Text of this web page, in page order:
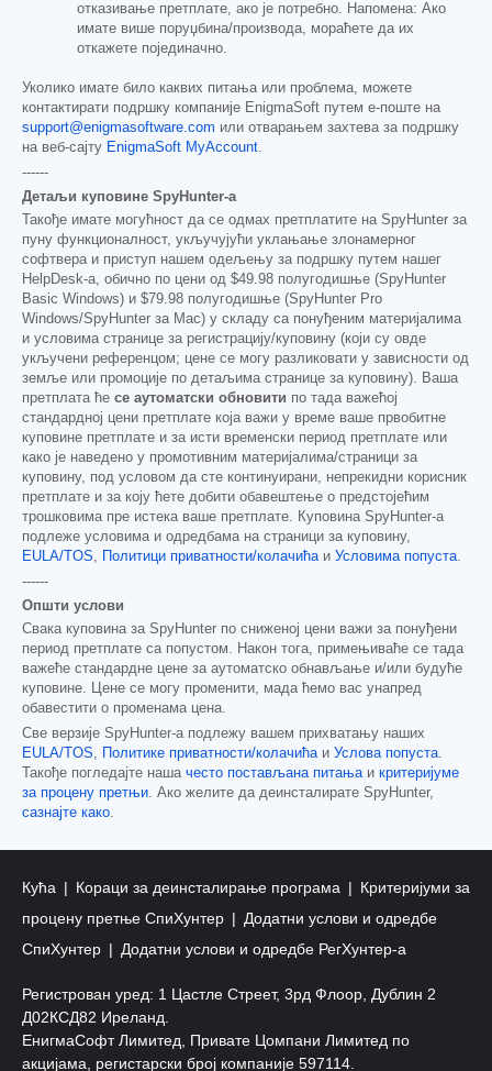
отказивање претплате, ако је потребно. Напомена: Ако
имате више поруџбина/производа, мораћете да их
откажете појединачно.
Уколико имате било каквих питања или проблема, можете
контактирати подршку компаније EnigmaSoft путем е-поште на
support@enigmasoftware.com или отварањем захтева за подршку
на веб-сајту EnigmaSoft MyAccount.
------
Детаљи куповине SpyHunter-а
Такође имате могућност да се одмах претплатите на SpyHunter за
пуну функционалност, укључујући уклањање злонамерног
софтвера и приступ нашем одељењу за подршку путем нашег
HelpDesk-а, обично по цени од $49.98 полугодишње (SpyHunter
Basic Windows) и $79.98 полугодишње (SpyHunter Pro
Windows/SpyHunter за Mac) у складу са понуђеним материјалима
и условима странице за регистрацију/куповину (који су овде
укључени референцом; цене се могу разликовати у зависности од
земље или промоције по детаљима странице за куповину). Ваша
претплата ће се аутоматски обновити по тада важећој
стандардној цени претплате која важи у време ваше првобитне
куповине претплате и за исти временски период претплате или
како је наведено у промотивним материјалима/страници за
куповину, под условом да сте континуирани, непрекидни корисник
претплате и за коју ћете добити обавештење о предстојећим
трошковима пре истека ваше претплате. Куповина SpyHunter-а
подлеже условима и одредбама на страници за куповину,
EULA/TOS, Политици приватности/колачићаи Условима попуста.
------
Општи услови
Свака куповина за SpyHunter по сниженој цени важи за понуђени
период претплате са попустом. Након тога, примењиваће се тада
важеће стандардне цене за аутоматско обнављање и/или будуће
куповине. Цене се могу променити, мада ћемо вас унапред
обавестити о променама цена.
Све верзије SpyHunter-а подлежу вашем прихватању наших
EULA/TOS, Политике приватности/колачићаи Услова попуста.
Такође погледајте наша често постављана питањаи критеријуме
за процену претњи. Ако желите да деинсталирате SpyHunter,
сазнајте како.
Кућа Кораци за деинсталирање програма
Критеријуми за
процену претње СпиХунтер
Додатни услови и одредбе
СпиХунтер
Додатни услови и одредбе РегХунтер-а
Регистрован уред: 1 Цастле Стреет, 3рд Флоор, Дублин 2
Д02КСД82 Иреланд.
ЕнигмаСофт Лимитед, Привате Цомпани Лимитед по
акцијама, регистарски број компаније 597114.